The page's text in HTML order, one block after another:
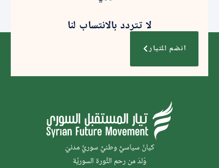
لا تتردد بالانتساب لنا
انضم للتيار
كيانٌ سياسيٌّ وطنيٌّ سوريٌّ مدنيّ
وُلدَ من رحم الثَّورة السوريَّة